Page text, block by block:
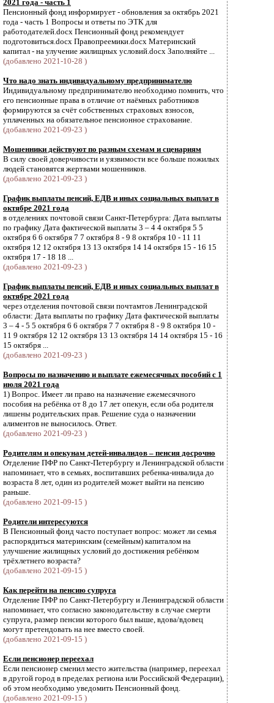
2021 года - часть 1
Пенсионный фонд информирует - обновления за октябрь 2021
года - часть 1 Вопросы и ответы по ЭТК для
работодателей.docx Пенсионный фонд рекомендует
подготовиться.docx Правопреемики.docx Материнский
капитал - на улучение жилищных условий.docx Заполняйте ...
(добавлено 2021-10-28 )
Что надо знать индивидуальному предпринимателю
Индивидуальному предпринимателю необходимо помнить, что
его пенсионные права в отличие от наёмных работников
формируются за счёт собственных страховых взносов,
уплаченных на обязательное пенсионное страхование.
(добавлено 2021-09-23 )
Мошенники действуют по разным схемам и сценариям
В силу своей доверчивости и уязвимости все больше пожилых
людей становятся жертвами мошенников.
(добавлено 2021-09-23 )
График выплаты пенсий, ЕДВ и иных социальных выплат в
октябре 2021 года
в отделениях почтовой связи Санкт-Петербурга: Дата выплаты
по графику Дата фактической выплаты 3 – 4 4 октября 5 5
октября 6 6 октября 7 7 октября 8 - 9 8 октября 10 - 11 11
октября 12 12 октября 13 13 октября 14 14 октября 15 - 16 15
октября 17 - 18 18 ...
(добавлено 2021-09-23 )
График выплаты пенсий, ЕДВ и иных социальных выплат в
октябре 2021 года
через отделения почтовой связи почтамтов Ленинградской
области: Дата выплаты по графику Дата фактической выплаты
3 – 4 - 5 5 октября 6 6 октября 7 7 октября 8 - 9 8 октября 10 -
11 9 октября 12 12 октября 13 13 октября 14 14 октября 15 - 16
15 октября ...
(добавлено 2021-09-23 )
Вопросы по назначению и выплате ежемесячных пособий с 1
июля 2021 года
1) Вопрос. Имеет ли право на назначение ежемесячного
пособия на ребёнка от 8 до 17 лет опекун, если оба родителя
лишены родительских прав. Решение суда о назначении
алиментов не выносилось. Ответ.
(добавлено 2021-09-23 )
Родителям и опекунам детей-инвалидов – пенсия досрочно
Отделение ПФР по Санкт-Петербургу и Ленинградской области
напоминает, что в семьях, воспитавших ребенка-инвалида до
возраста 8 лет, один из родителей может выйти на пенсию
раньше.
(добавлено 2021-09-15 )
Родители интересуются
В Пенсионный фонд часто поступает вопрос: может ли семья
распорядиться материнским (семейным) капиталом на
улучшение жилищных условий до достижения ребёнком
трёхлетнего возраста?
(добавлено 2021-09-15 )
Как перейти на пенсию супруга
Отделение ПФР по Санкт-Петербургу и Ленинградской области
напоминает, что согласно законодательству в случае смерти
супруга, размер пенсии которого был выше, вдова/вдовец
могут претендовать на нее вместо своей.
(добавлено 2021-09-15 )
Если пенсионер переехал
Если пенсионер сменил место жительства (например, переехал
в другой город в пределах региона или Российской Федерации),
об этом необходимо уведомить Пенсионный фонд.
(добавлено 2021-09-15 )